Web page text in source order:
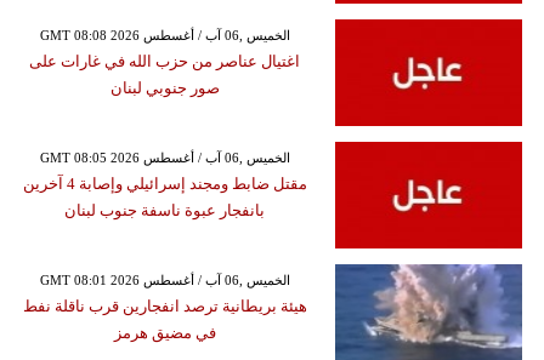
GMT 08:08 2026 الخميس ,06 آب / أغسطس
اغتيال عناصر من حزب الله في غارات على
صور جنوبي لبنان
GMT 08:05 2026 الخميس ,06 آب / أغسطس
مقتل ضابط ومجند إسرائيلي وإصابة 4 آخرين
بانفجار عبوة ناسفة جنوب لبنان
GMT 08:01 2026 الخميس ,06 آب / أغسطس
هيئة بريطانية ترصد انفجارين قرب ناقلة نفط
في مضيق هرمز